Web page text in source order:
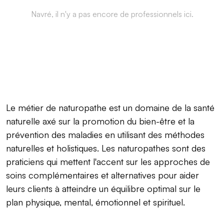
Navré, il n'y a pas encore de professionnels ici.
Le métier de naturopathe est un domaine de la santé
naturelle axé sur la promotion du bien-être et la
prévention des maladies en utilisant des méthodes
naturelles et holistiques. Les naturopathes sont des
praticiens qui mettent l'accent sur les approches de
soins complémentaires et alternatives pour aider
leurs clients à atteindre un équilibre optimal sur le
plan physique, mental, émotionnel et spirituel.